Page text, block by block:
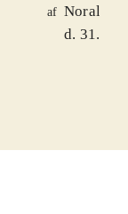
af Noralv
d. 31.